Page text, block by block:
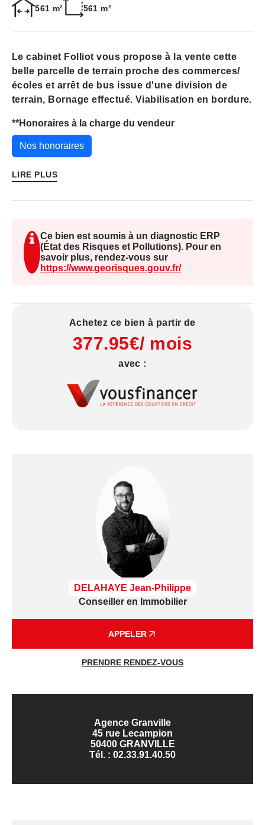
561 m² 561 m²
Le cabinet Folliot vous propose à la vente cette
belle parcelle de terrain proche des commerces/
écoles et arrêt de bus issue d'une division de
terrain, Bornage effectué. Viabilisation en bordure.
**Honoraires à la charge du vendeur
Nos honoraires
LIRE PLUS
Ce bien est soumis à un diagnostic ERP
(État des Risques et Pollutions). Pour en
savoir plus, rendez-vous sur
https://www.georisques.gouv.fr/
Achetez ce bien à partir de
377.95€/ mois
avec :
DELAHAYE Jean-Philippe
Conseiller en Immobilier
APPELER
PRENDRE RENDEZ-VOUS
Agence Granville
45 rue Lecampion
50400 GRANVILLE
Tél. : 02.33.91.40.50